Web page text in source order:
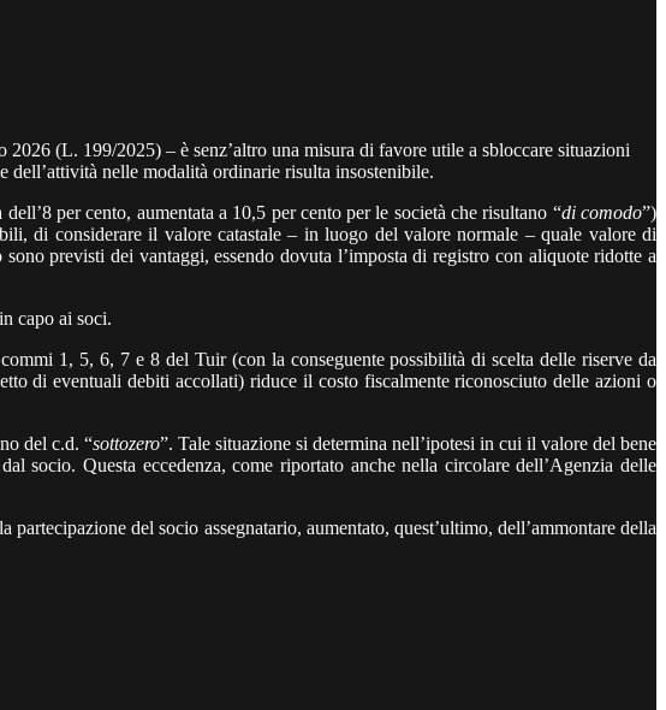
(L. 199/2025) – è senz’altro una misura di favore utile a sbloccare situazioni
dell’attività nelle modalità ordinarie risulta insostenibile.
per cento, aumentata a 10,5 per cento per le società che risultano “di comodo”)
di considerare il valore catastale – in luogo del valore normale – quale valore di
previsti dei vantaggi, essendo dovuta l’imposta di registro con aliquote ridotte a
capo ai soci.
1, 5, 6, 7 e 8 del Tuir (con la conseguente possibilità di scelta delle riserve da
di eventuali debiti accollati) riduce il costo fiscalmente riconosciuto delle azioni o
del c.d. “sottozero”. Tale situazione si determina nell’ipotesi in cui il valore del bene
socio. Questa eccedenza, come riportato anche nella circolare dell’Agenzia delle
del socio assegnatario, aumentato, quest’ultimo, dell’ammontare della